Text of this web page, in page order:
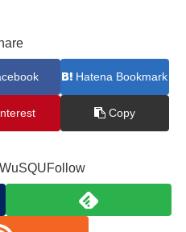
Hatena Bookmark
Copy